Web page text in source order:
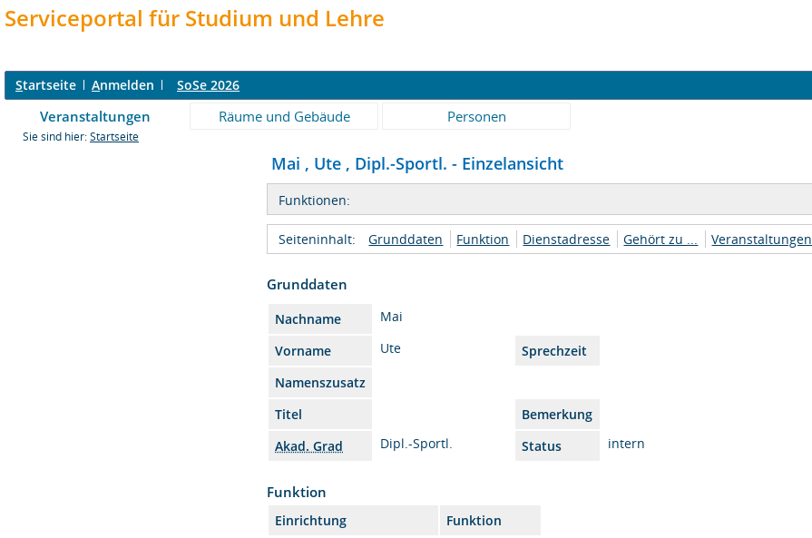
Serviceportal für Studium und Lehre
Startseite Anmelden SoSe 2026
Veranstaltungen Räume und Gebäude Personen
Sie sind hier: Startseite
Mai , Ute , Dipl.-Sportl. - Einzelansicht
Funktionen:
Seiteninhalt: Grunddaten Funktion Dienstadresse Gehört zu ... Veranstaltungen
Grunddaten
Nachname
Mai
Vorname
Ute
Sprechzeit
Namenszusatz
Titel
Bemerkung
Akad. Grad
Dipl.-Sportl. Status intern
Funktion
Einrichtung
Funktion